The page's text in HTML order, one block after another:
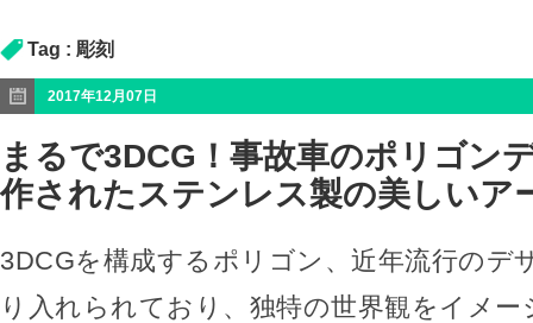
Tag : 彫刻
2017年12月07日
まるで3DCG！事故車のポリゴン
作されたステンレス製の美しいア
3DCGを構成するポリゴン、近年流行のデ
り入れられており、独特の世界観をイメ